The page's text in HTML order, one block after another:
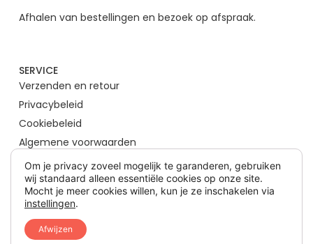
Afhalen van bestellingen en bezoek op afspraak.
SERVICE
Verzenden en retour
Privacybeleid
Cookiebeleid
Algemene voorwaarden
SOCIAL MEDIA
Om je privacy zoveel mogelijk te garanderen, gebruiken
wij standaard alleen essentiële cookies op onze site.
Mocht je meer cookies willen, kun je ze inschakelen via
instellingen.
Afwijzen